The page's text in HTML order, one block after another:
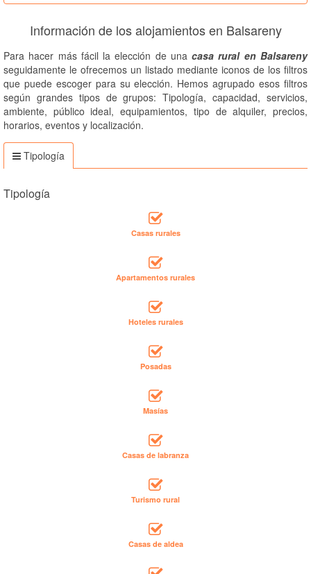
Información de los alojamientos en Balsareny
Para hacer más fácil la elección de unacasa rural en Balsareny
seguidamente le ofrecemos un listado mediante iconos de los filtros
que puede escoger para su elección. Hemos agrupado esos filtros
según grandes tipos de grupos: Tipología, capacidad, servicios,
ambiente, público ideal, equipamientos, tipo de alquiler, precios,
horarios, eventos y localización.
Tipología
Tipología
Casas rurales
Apartamentos rurales
Hoteles rurales
Posadas
Masías
Casas de labranza
Turismo rural
Casas de aldea